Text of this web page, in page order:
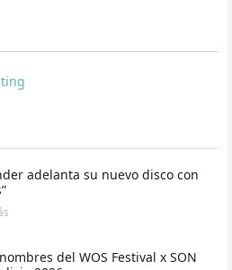
adelanta su nuevo disco con
del WOS Festival x SON